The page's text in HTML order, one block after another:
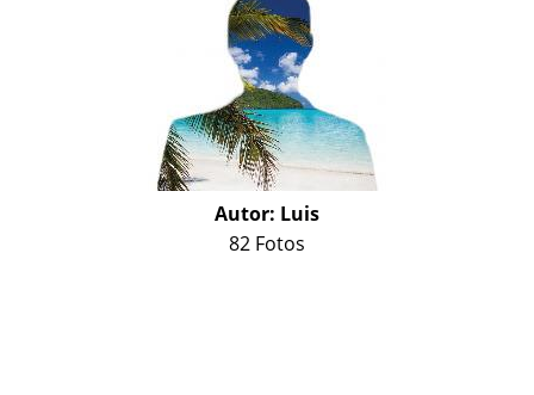
Autor: Luis
82 Fotos